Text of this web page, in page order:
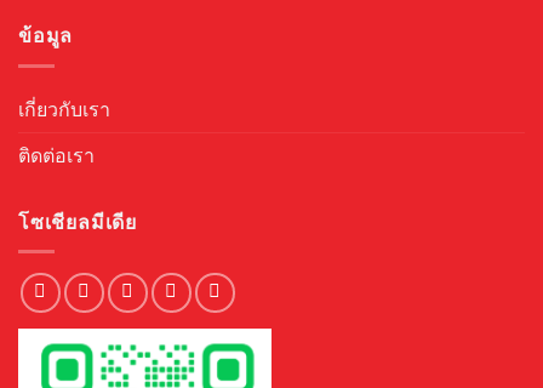
ข้อมูล
เกี่ยวกับเรา
ติดต่อเรา
โซเชียลมีเดีย